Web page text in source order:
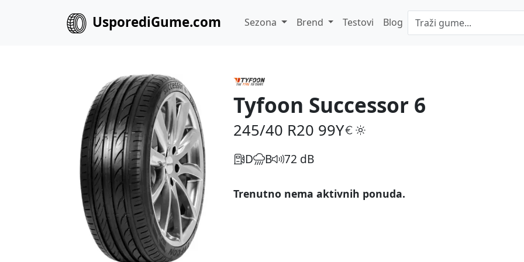
UsporediGume.com Sezona Brend Testovi Blog
Tyfoon Successor 6
245/40 R20 99Y
D B 72 dB
Trenutno nema aktivnih ponuda.